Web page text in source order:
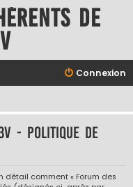
de
Connexion
- Politique de
comment « Forum des